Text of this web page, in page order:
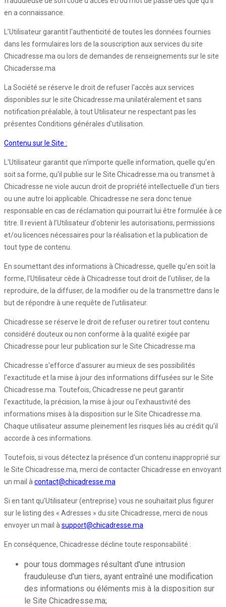
en a connaissance.
L’Utilisateur garantit l'authenticité de toutes les données fournies
dans les formulaires lors de la souscription aux services du site
Chicadresse.ma ou lors de demandes de renseignements sur le site
Chicadersse.ma
La Société se réserve le droit de refuser l'accès aux services
disponibles sur le site Chicadresse.ma unilatéralement et sans
notification préalable, à tout Utilisateur ne respectant pas les
présentes Conditions générales d'utilisation.
Contenu sur le Site :
L'Utilisateur garantit que n'importe quelle information, quelle qu'en
soit sa forme, qu'il publie sur le Site Chicadresse.ma ou transmet à
Chicadresse ne viole aucun droit de propriété intellectuelle d'un tiers
ou une autre loi applicable. Chicadresse ne sera donc tenue
responsable en cas de réclamation qui pourrait lui être formulée à ce
titre. Il revient à l’Utilisateur d'obtenir les autorisations, permissions
et/ou licences nécessaires pour la réalisation et la publication de
tout type de contenu.
En soumettant des informations à Chicadresse, quelle qu'en soit la
forme, l'Utilisateur cède à Chicadresse tout droit de l'utiliser, de la
reproduire, de la diffuser, de la modifier ou de la transmettre dans le
but de répondre à une requête de l'utilisateur.
Chicadresse se réserve le droit de refuser ou retirer tout contenu
considéré douteux ou non conforme à la qualité exigée par
Chicadresse pour leur publication sur le Site Chicadresse.ma
Chicadresse s'efforce d'assurer au mieux de ses possibilités
l'exactitude et la mise à jour des informations diffusées sur le Site
Chicadresse.ma. Toutefois, Chicadresse ne peut garantir
l'exactitude, la précision, la mise à jour ou l'exhaustivité des
informations mises à la disposition sur le Site Chicadresse.ma.
Chaque utilisateur assume pleinement les risques liés au crédit qu'il
accorde à ces informations.
Toutefois, si vous détectez la présence d'un contenu inapproprié sur
le Site Chicadresse.ma, merci de contacter Chicadresse en envoyant
un mail à contact@chicadresse.ma
Si en tant qu’Utilisateur (entreprise) vous ne souhaitait plus figurer
sur le listing des « Adresses » du site Chicadresse, merci de nous
envoyer un mail à support@chicadresse.ma
En conséquence, Chicadresse décline toute responsabilité :
pour tous dommages résultant d'une intrusion
frauduleuse d'un tiers, ayant entraîné une modification
des informations ou éléments mis à la disposition sur
le Site Chicadresse.ma;